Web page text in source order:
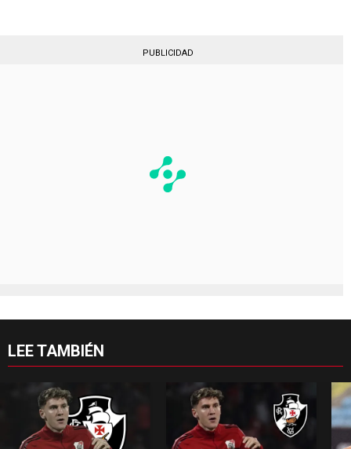
PUBLICIDAD
LEE TAMBIÉN